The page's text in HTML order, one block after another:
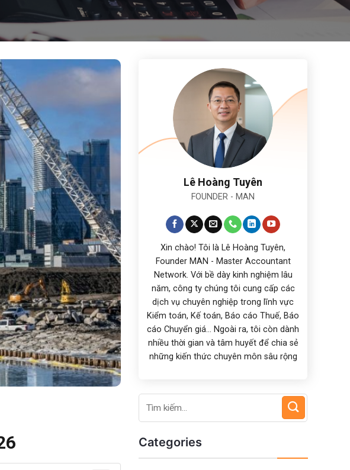
Lê Hoàng Tuyên
FOUNDER - MAN
Xin chào! Tôi là Lê Hoàng Tuyên,
Founder MAN - Master Accountant
Network. Với bề dày kinh nghiệm lâu
năm, công ty chúng tôi cung cấp các
dịch vụ chuyên nghiệp trong lĩnh vực
Kiểm toán, Kế toán, Báo cáo Thuế, Báo
cáo Chuyển giá... Ngoài ra, tôi còn dành
nhiều thời gian và tâm huyết để chia sẻ
những kiến thức chuyên môn sâu rộng
Categories